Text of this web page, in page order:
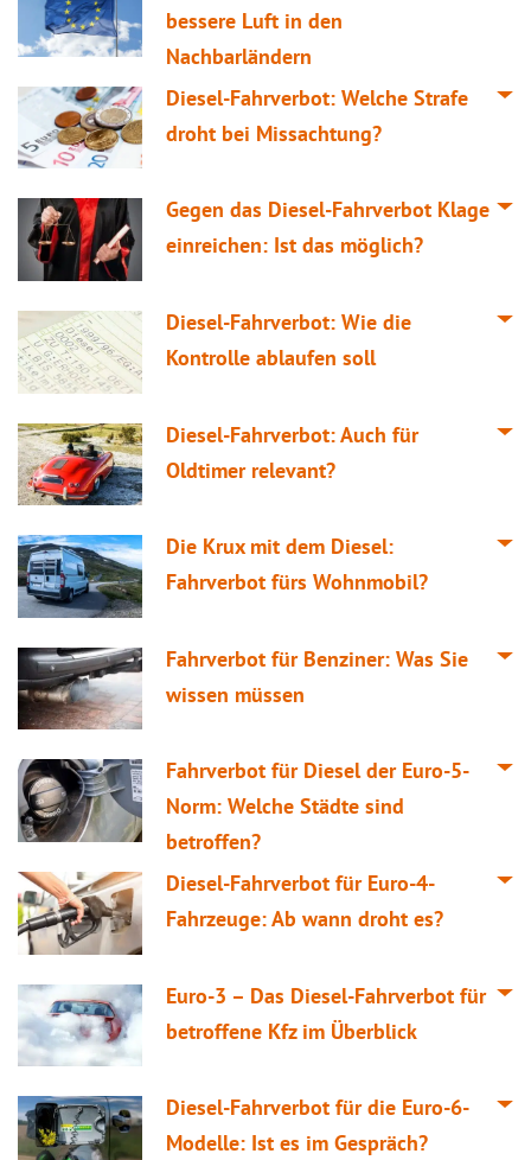
bessere Luft in den
Nachbarländern
Diesel-Fahrverbot: Welche Strafe
droht bei Missachtung?
Gegen das Diesel-Fahrverbot Klage
einreichen: Ist das möglich?
Diesel-Fahrverbot: Wie die
Kontrolle ablaufen soll
Diesel-Fahrverbot: Auch für
Oldtimer relevant?
Die Krux mit dem Diesel:
Fahrverbot fürs Wohnmobil?
Fahrverbot für Benziner: Was Sie
wissen müssen
Fahrverbot für Diesel der Euro-5-
Norm: Welche Städte sind
betroffen?
Diesel-Fahrverbot für Euro-4-
Fahrzeuge: Ab wann droht es?
Euro-3 – Das Diesel-Fahrverbot für
betroffene Kfz im Überblick
Diesel-Fahrverbot für die Euro-6-
Modelle: Ist es im Gespräch?